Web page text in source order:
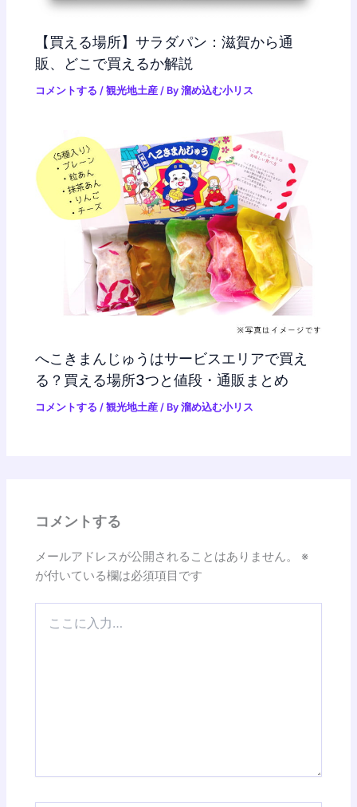
【買える場所】サラダパン：滋賀から通
販、どこで買えるか解説
コメントする /観光地土産 / By溜め込む小リス
へこきまんじゅうはサービスエリアで買え
る？買える場所3つと値段・通販まとめ
コメントする /観光地土産 / By溜め込む小リス
コメントする
メールアドレスが公開されることはありません。
※
が付いている欄は必須項目です